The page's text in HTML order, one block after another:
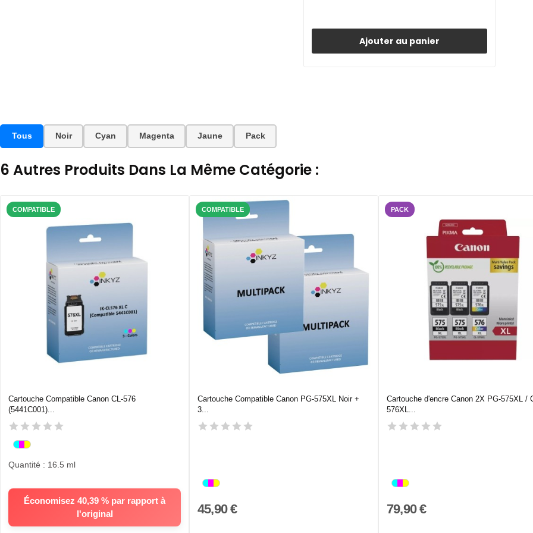
Ajouter au panier
Tous Noir Cyan Magenta Jaune Pack
6 Autres Produits Dans La Même Catégorie :
COMPATIBLE
Cartouche Compatible Canon CL-576
(5441C001)...
Économisez 40,39 % par rapport à
l'original
Quantité : 16.5 ml
COMPATIBLE
Cartouche Compatible Canon PG-575XL Noir +
3...
45,90 €
PACK
Cartouche d'encre Canon 2X PG-575XL /
576XL...
79,90 €